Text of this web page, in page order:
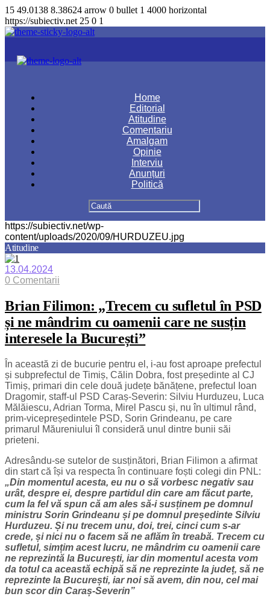
15 49.0138 8.38624 arrow 0 bullet 1 4000 horizontal
https://subiectiv.net 25 0 1
Home
Editorial
Atitudine
Comentariu
Amalgam
Opinie
Interviu
Anunțuri
Politică
https://subiectiv.net/wp-
content/uploads/2020/09/HURDUZEU.jpg
Atitudine
13.04.2024
0 Comentarii
Brian Filimon: „Trecem cu sufletul în PSD
și ne mândrim cu oamenii care ne susțin
interesele la București”
În această zi de bucurie pentru el, i-au fost aproape prefectul
și subprefectul de Timiș, Călin Dobra, fost președinte al CJ
Timiș, primari din cele două județe bănățene, prefectul Ioan
Dragomir, staff-ul PSD Caraș-Severin: Silviu Hurduzeu, Luca
Mălăiescu, Adrian Torma, Mirel Pascu și, nu în ultimul rând,
prim-vicepreședintele PSD, Sorin Grindeanu, pe care
primarul Măureniului îl consideră unul dintre bunii săi
prieteni.
Adresându-se sutelor de susținători, Brian Filimon a afirmat
din start că își va respecta în continuare foști colegi din PNL:
„Din momentul acesta, eu nu o să vorbesc negativ sau
urât, despre ei, despre partidul din care am făcut parte,
cum la fel vă spun că am ales să-i susținem pe domnul
ministru Sorin Grindeanu și pe domnul președinte Silviu
Hurduzeu. Și nu trecem unu, doi, trei, cinci cum s-ar
crede, și nici nu o facem să ne aflăm în treabă. Trecem cu
sufletul, simțim acest lucru, ne mândrim cu oamenii care
ne reprezintă la București, iar din momentul acesta vom
da totul ca această echipă să ne reprezinte la județ, să ne
reprezinte la București, iar noi să avem, din nou, cel mai
bun scor din Caraș-Severin”